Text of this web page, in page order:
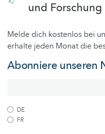
und
Melde dich kostenlos bei
erhalte jeden Monat die
Abonniere unseren
DE
FR